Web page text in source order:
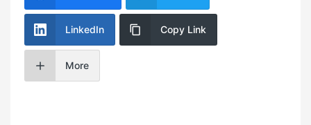
LinkedIn Copy Link
More